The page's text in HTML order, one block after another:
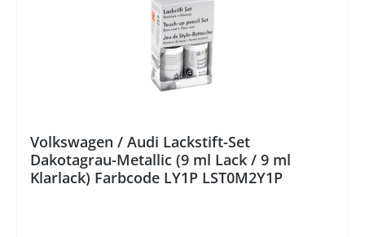
Volkswagen / Audi Lackstift-Set
Dakotagrau-Metallic (9 ml Lack / 9 ml
Klarlack) Farbcode LY1P LST0M2Y1P